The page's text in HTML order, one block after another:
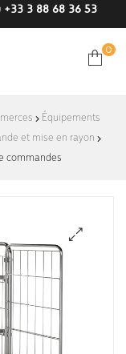
+33 3 88 68 36 53
0
Équipements
et mise en rayon
commandes